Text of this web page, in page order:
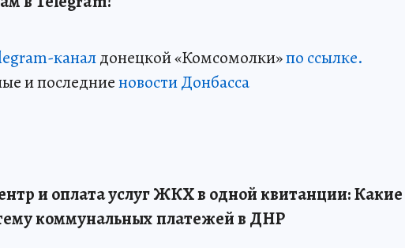
каналдонецкой «Комсомолки»по ссылке.
и последниеновости Донбасса
и оплата услуг ЖКХ в одной квитанции: Какие
коммунальных платежей в ДНР